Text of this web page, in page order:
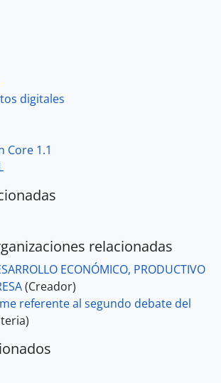
digitales
Core 1.1
relacionadas
ECONÓMICO, PRODUCTIVO
(Creador)
referente al segundo debate del